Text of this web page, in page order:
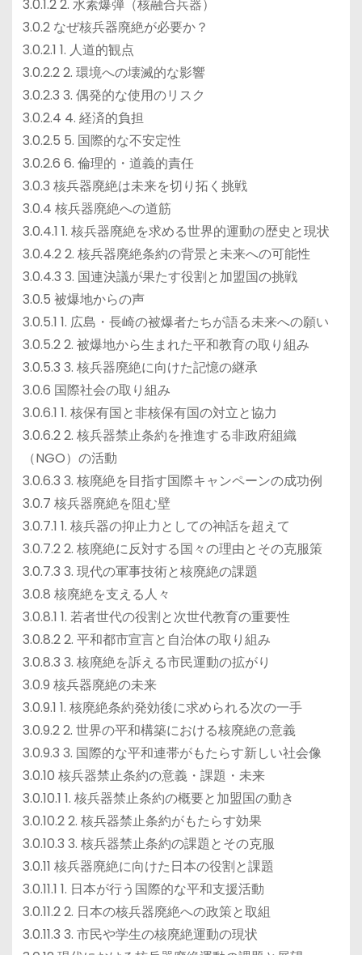
3.0.1.2 2. 水素爆弾（核融合兵器）
3.0.2 なぜ核兵器廃絶が必要か？
3.0.2.1 1. 人道的観点
3.0.2.2 2. 環境への壊滅的な影響
3.0.2.3 3. 偶発的な使用のリスク
3.0.2.4 4. 経済的負担
3.0.2.5 5. 国際的な不安定性
3.0.2.6 6. 倫理的・道義的責任
3.0.3 核兵器廃絶は未来を切り拓く挑戦
3.0.4 核兵器廃絶への道筋
3.0.4.1 1. 核兵器廃絶を求める世界的運動の歴史と現状
3.0.4.2 2. 核兵器廃絶条約の背景と未来への可能性
3.0.4.3 3. 国連決議が果たす役割と加盟国の挑戦
3.0.5 被爆地からの声
3.0.5.1 1. 広島・長崎の被爆者たちが語る未来への願い
3.0.5.2 2. 被爆地から生まれた平和教育の取り組み
3.0.5.3 3. 核兵器廃絶に向けた記憶の継承
3.0.6 国際社会の取り組み
3.0.6.1 1. 核保有国と非核保有国の対立と協力
3.0.6.2 2. 核兵器禁止条約を推進する非政府組織
（NGO）の活動
3.0.6.3 3. 核廃絶を目指す国際キャンペーンの成功例
3.0.7 核兵器廃絶を阻む壁
3.0.7.1 1. 核兵器の抑止力としての神話を超えて
3.0.7.2 2. 核廃絶に反対する国々の理由とその克服策
3.0.7.3 3. 現代の軍事技術と核廃絶の課題
3.0.8 核廃絶を支える人々
3.0.8.1 1. 若者世代の役割と次世代教育の重要性
3.0.8.2 2. 平和都市宣言と自治体の取り組み
3.0.8.3 3. 核廃絶を訴える市民運動の拡がり
3.0.9 核兵器廃絶の未来
3.0.9.1 1. 核廃絶条約発効後に求められる次の一手
3.0.9.2 2. 世界の平和構築における核廃絶の意義
3.0.9.3 3. 国際的な平和連帯がもたらす新しい社会像
3.0.10 核兵器禁止条約の意義・課題・未来
3.0.10.1 1. 核兵器禁止条約の概要と加盟国の動き
3.0.10.2 2. 核兵器禁止条約がもたらす効果
3.0.10.3 3. 核兵器禁止条約の課題とその克服
3.0.11 核兵器廃絶に向けた日本の役割と課題
3.0.11.1 1. 日本が行う国際的な平和支援活動
3.0.11.2 2. 日本の核兵器廃絶への政策と取組
3.0.11.3 3. 市民や学生の核廃絶運動の現状